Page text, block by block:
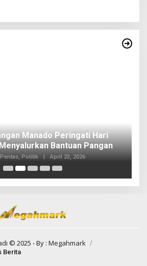
Manado Peringati Hari
Bantuan Pangan
Politik April 23, 2026
© 2025 - By : Megahmark
Berita